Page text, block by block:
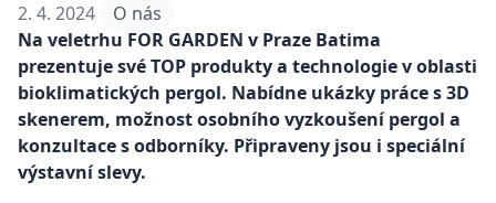
2. 4. 2024
O nás
Na veletrhu FOR GARDEN v Praze Batima
prezentuje své TOP produkty a technologie v oblasti
bioklimatických pergol. Nabídne ukázky práce s 3D
skenerem, možnost osobního vyzkoušení pergol a
konzultace s odborníky. Připraveny jsou i speciální
výstavní slevy.